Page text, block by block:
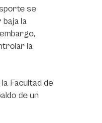
se
la
la
Facultad de
de un